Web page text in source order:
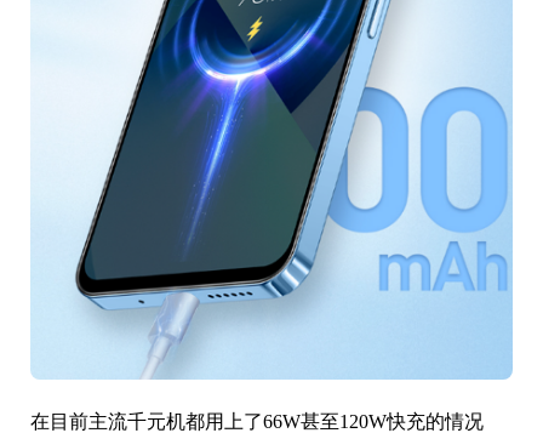
在目前主流千元机都用上了66W甚至120W快充的情况